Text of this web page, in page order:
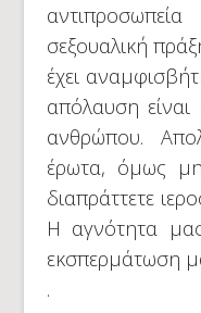
σεξουαλική
έχει
απόλαυση
ανθρώπου.
έρωτα, όμως
διαπράττετε
Η αγνότητα
εκσπερμάτωση
.